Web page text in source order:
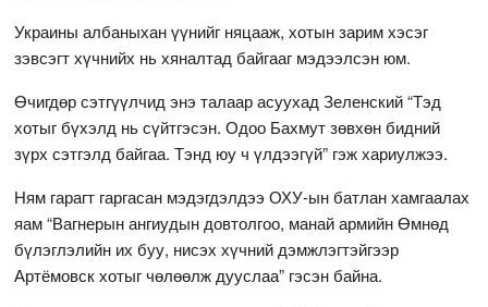
Украины албаныхан үүнийг няцааж, хотын зарим хэсэг
зэвсэгт хүчнийх нь хяналтад байгааг мэдээлсэн юм.
Өчигдөр сэтгүүлчид энэ талаар асуухад Зеленский “Тэд
хотыг бүхэлд нь сүйтгэсэн. Одоо Бахмут зөвхөн бидний
зүрх сэтгэлд байгаа. Тэнд юу ч үлдээгүй” гэж хариулжээ.
Ням гарагт гаргасан мэдэгдэлдээ ОХУ-ын батлан хамгаалах
яам “Вагнерын ангиудын довтолгоо, манай армийн Өмнөд
бүлэглэлийн их буу, нисэх хүчний дэмжлэгтэйгээр
Артёмовск хотыг чөлөөлж дууслаа” гэсэн байна.